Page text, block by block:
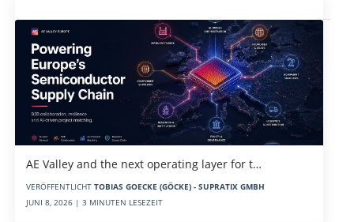
AE Valley and the next operating layer for t…
VERÖFFENTLICHT TOBIAS GOECKE (GÖCKE) - SUPRATIX GMBH
JUNI 8, 2026 | 3 MINUTEN LESEZEIT